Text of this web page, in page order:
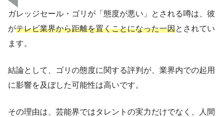
ガレッジセール・ゴリが「態度が悪い」とされる噂は、彼
がテレビ業界から距離を置くことになった一因とされてい
ます。
結論として、ゴリの態度に関する評判が、業界内での起用
に影響を及ぼした可能性は高いです。
その理由は、芸能界ではタレントの実力だけでなく、人間